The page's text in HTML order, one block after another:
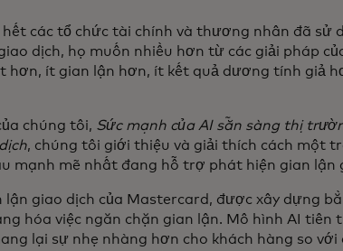
hết các tổ chức tài chính và thương nhân đã sử
dịch, họ muốn nhiều hơn từ các giải pháp
hơn, ít gian lận hơn, ít kết quả dương tính giả
chúng tôi, Sức mạnh của AI sẵn sàng thị
, chúng tôi giới thiệu và giải thích cách một
mạnh mẽ nhất đang hỗ trợ phát hiện gian lận
lận giao dịch của Mastercard, được xây dựng
hóa việc ngăn chặn gian lận. Mô hình AI tiên
lại sự nhẹ nhàng hơn cho khách hàng so với